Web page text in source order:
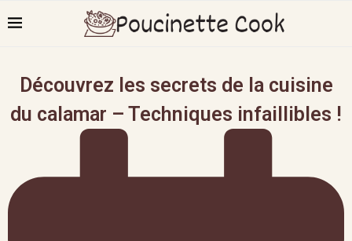
Découvrez les secrets de la cuisine
du calamar – Techniques infaillibles !